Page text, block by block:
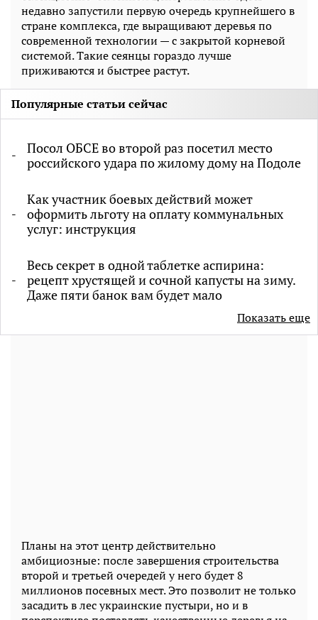
недавно запустили первую очередь крупнейшего в
стране комплекса, где выращивают деревья по
современной технологии — с закрытой корневой
системой. Такие сеянцы гораздо лучше
приживаются и быстрее растут.
Популярные статьи сейчас
Посол ОБСЕ во второй раз посетил место
российского удара по жилому дому на Подоле
Как участник боевых действий может
оформить льготу на оплату коммунальных
услуг: инструкция
Весь секрет в одной таблетке аспирина:
рецепт хрустящей и сочной капусты на зиму.
Даже пяти банок вам будет мало
Показать еще
Планы на этот центр действительно
амбициозные: после завершения строительства
второй и третьей очередей у ​​него будет 8
миллионов посевных мест. Это позволит не только
засадить в лес украинские пустыри, но и в